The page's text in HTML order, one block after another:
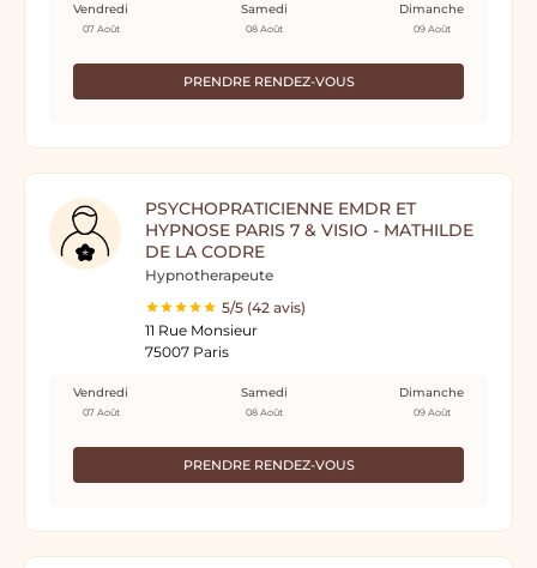
PRENDRE RENDEZ-VOUS
Vendredi
07 Août
Samedi
08 Août
Dimanche
09 Août
PSYCHOPRATICIENNE EMDR ET
HYPNOSE PARIS 7 & VISIO - MATHILDE
DE LA CODRE
Hypnotherapeute
5/5 (42 avis)
11 Rue Monsieur
75007 Paris
PRENDRE RENDEZ-VOUS
Vendredi
07 Août
Samedi
08 Août
Dimanche
09 Août